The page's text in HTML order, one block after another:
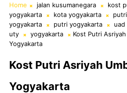
Home jalan kusumanegara kost
yogyakarta
kota yogyakarta putri
yogyakarta
putri yogyakarta uad
uty
yogyakarta
Kost Putri
Yogyakarta
Kost Putri Asriyah
Yogyakarta